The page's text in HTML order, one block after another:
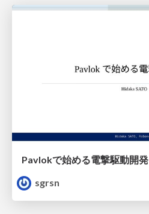
Pavlokで始める電撃駆動開発
sgrsn